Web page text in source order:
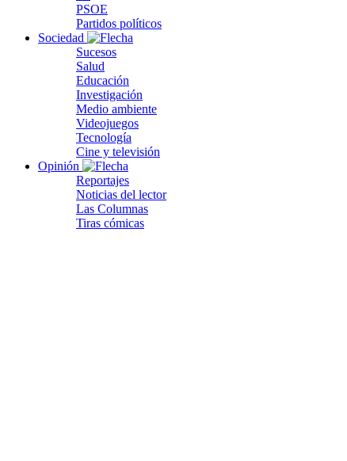
PSOE
Partidos políticos
Sociedad
Sucesos
Salud
Educación
Investigación
Medio ambiente
Videojuegos
Tecnología
Cine y televisión
Opinión
Reportajes
Noticias del lector
Las Columnas
Tiras cómicas